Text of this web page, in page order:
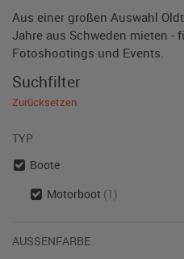
Aus einer großen Auswahl
Jahre aus Schweden mieten -
Fotoshootings und Events.
Suchfilter
Zurücksetzen
TYP
Boote
Motorboot (1)
AUSSENFARBE